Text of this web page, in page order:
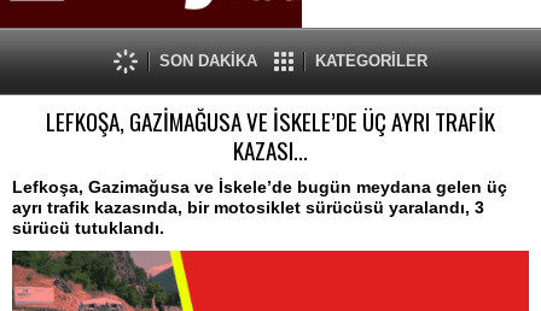
SON DAKİKA KATEGORİLER
LEFKOŞA, GAZİMAĞUSA VE İSKELE’DE ÜÇ AYRI TRAFİK
KAZASI...
Lefkoşa, Gazimağusa ve İskele’de bugün meydana gelen üç
ayrı trafik kazasında, bir motosiklet sürücüsü yaralandı, 3
sürücü tutuklandı.